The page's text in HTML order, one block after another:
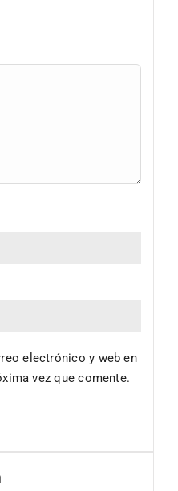
electrónico y web en
vez que comente.